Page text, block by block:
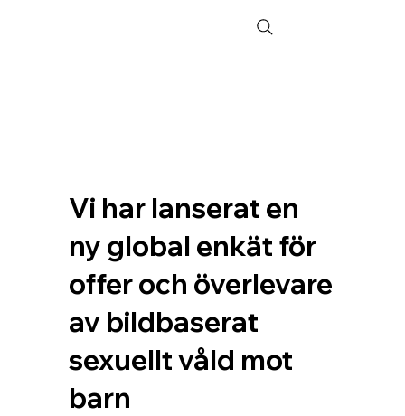
Vi har lanserat en
ny global enkät för
offer och överlevare
av bildbaserat
sexuellt våld mot
barn